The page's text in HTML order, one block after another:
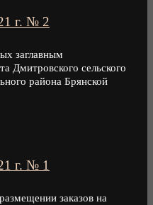
г. № 2
заглавным
Дмитровского сельского
района Брянской
г. № 1
заказов на